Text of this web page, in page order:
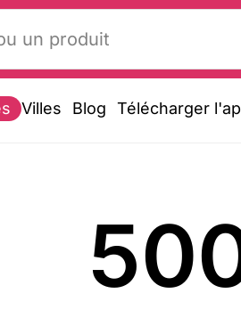
Villes Blog Télécharger